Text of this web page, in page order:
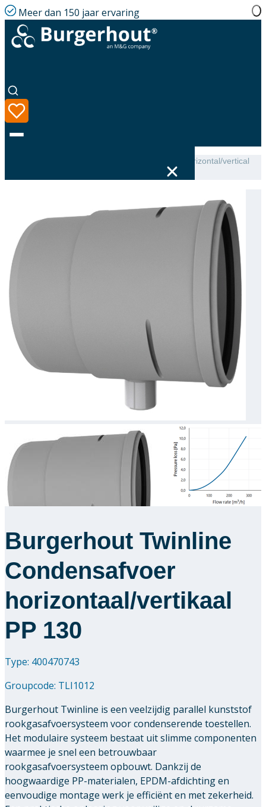
Meer dan 150 jaar ervaring
Assortiment
Over ons
Twinline Condensate trap horizontal/vertical
Burgerhout Twinline
Condensafvoer
horizontaal/vertikaal
PP 130
Type: 400470743
Groupcode: TLI1012
Burgerhout Twinline is een veelzijdig parallel kunststof
rookgasafvoersysteem voor condenserende toestellen.
Het modulaire systeem bestaat uit slimme componenten
waarmee je snel een betrouwbaar
rookgasafvoersysteem opbouwt. Dankzij de
hoogwaardige PP-materialen, EPDM-afdichting en
eenvoudige montage werk je efficiënt en met zekerheid.